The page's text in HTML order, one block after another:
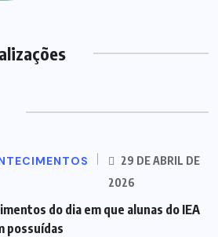
29 DE ABRIL DE
2026
do dia em que alunas do IEA
possuídas